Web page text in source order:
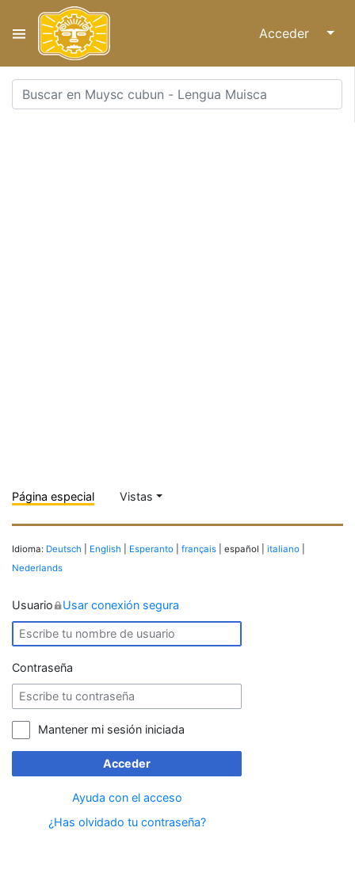
Acceder ↓
Página especial Vistas
Idioma: Deutsch English Esperanto français | español | italiano
Nederlands
Usuario Usar conexión segura
Contraseña
Mantener mi sesión iniciada
Acceder
Ayuda con el acceso
¿Has olvidado tu contraseña?